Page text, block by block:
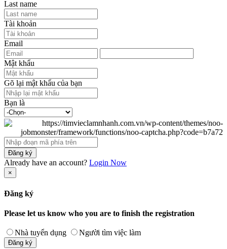
Last name
Tài khoản
Email
Mật khẩu
Gõ lại mật khẩu của bạn
Bạn là
Đăng ký
Already have an account? Login Now
×
Đăng ký
Please let us know who you are to finish the registration
Nhà tuyển dụng Người tìm việc làm
Đăng ký